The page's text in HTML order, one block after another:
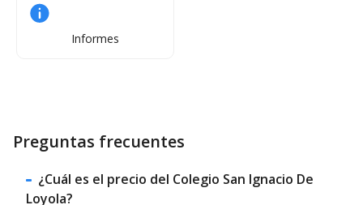
Informes
Preguntas frecuentes
¿Cuál es el precio del Colegio San Ignacio De
Loyola?